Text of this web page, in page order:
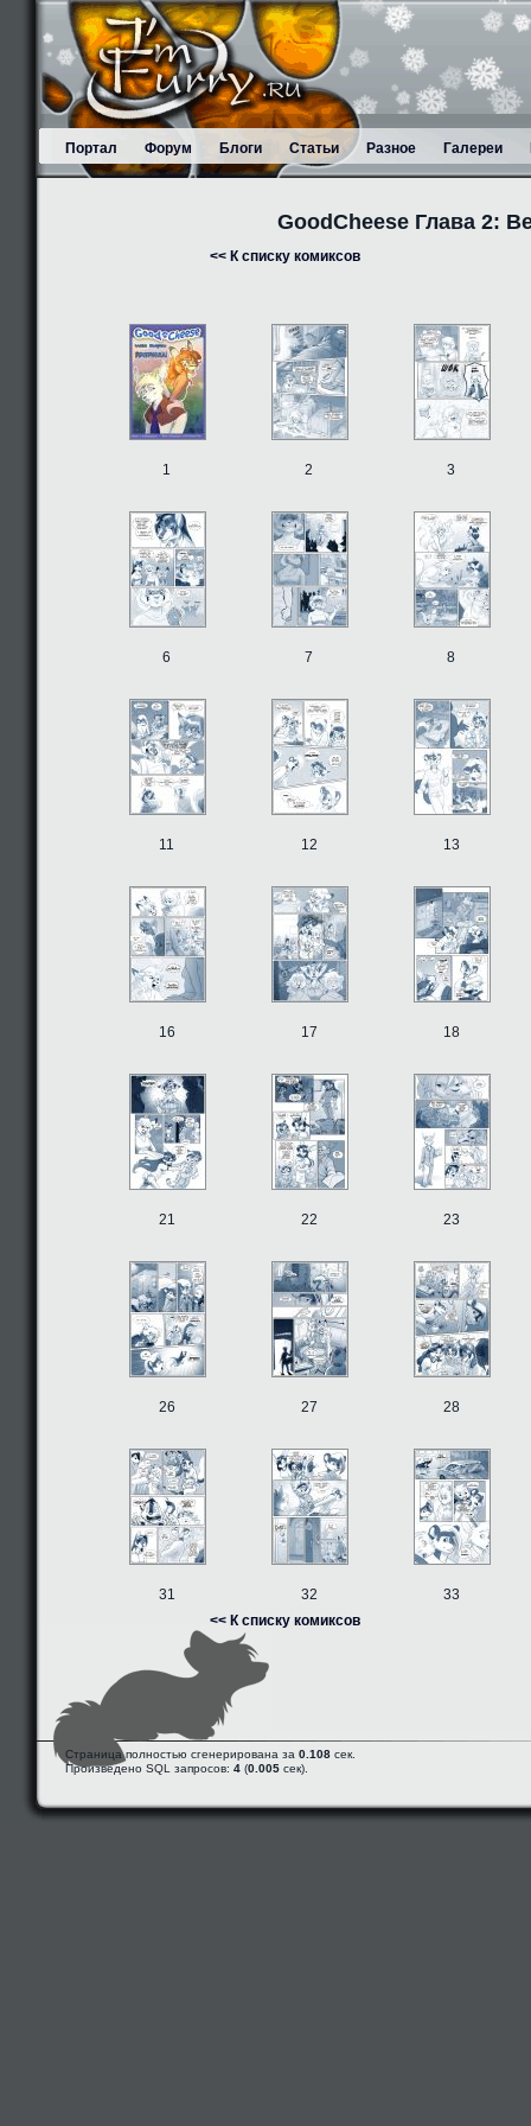
Портал Форум Блоги Статьи Разное Галереи
GoodCheese Глава 2:
<< К списку комиксов
1 2 3
6 7 8
11 12 13
16 17 18
21 22 23
26 27 28
31 32
33
<< К списку комиксов
Страница полностью сгенерирована за 0.108 сек.
Произведено SQL запросов: 4 (0.005 сек).